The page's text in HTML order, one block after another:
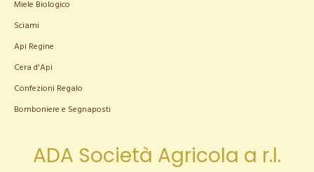
Miele Biologico
Sciami
Api Regine
Cera d'Api
Confezioni Regalo
Bomboniere e Segnaposti
ADA Società Agricola a r.l.